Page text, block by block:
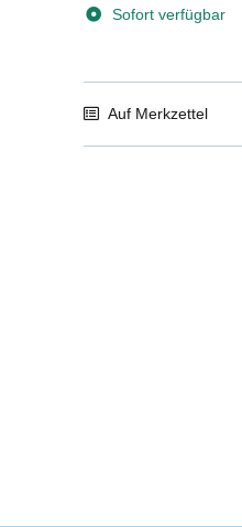
Sofort verfügbar
Auf Merkzettel